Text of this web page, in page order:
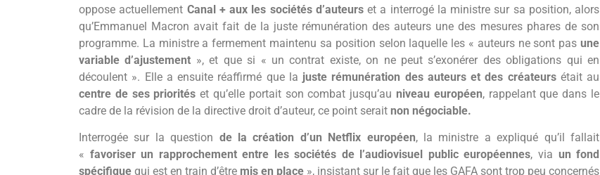
oppose actuellement Canal + aux les sociétés d’auteurset a interrogé la ministre sur sa position, alors
qu’Emmanuel Macron avait fait de la juste rémunération des auteurs une des mesures phares de son
programme. La ministre a fermement maintenu sa position selon laquelle les « auteurs ne sont pasune
variable d’ajustement », et que si « un contrat existe, on ne peut s’exonérer des obligations qui en
découlent ». Elle a ensuite réaffirmé que la juste rémunération des auteurs et des créateursétait au
centre de ses priorités et qu’elle portait son combat jusqu’au niveau européen, rappelant que dans le
cadre de la révision de la directive droit d’auteur, ce point serait non négociable.
Interrogée sur la question de la création d’un Netflix européen, la ministre a expliqué qu’il fallait
« favoriser un rapprochement entre les sociétés de l’audiovisuel public européennes, via un fond
spécifique qui est en train d’être mis en place », insistant sur le fait que les GAFA sont trop peu concernés